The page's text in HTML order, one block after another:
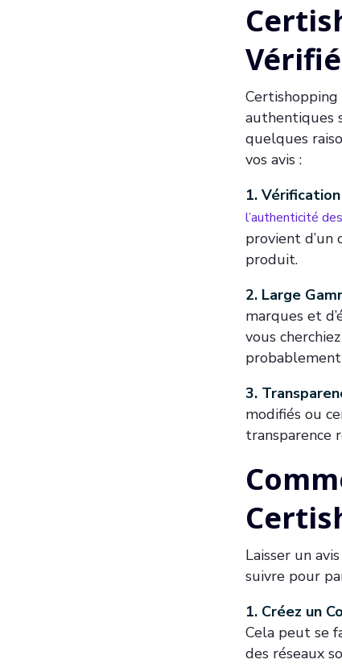
authentiques
quelques
vos avis :
1. Vérification
l’authenticité
provient
produit.
2. Large
marques et
vous
3.
modifiés ou
transparence
Laisser un
suivre pour
1. Créez un
Cela peut se
des réseaux